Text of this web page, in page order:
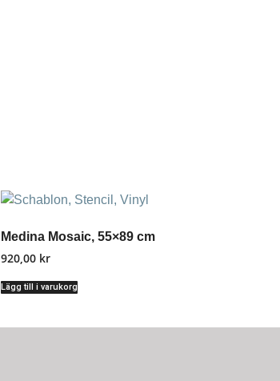
Medina Mosaic, 55×89 cm
920,00 kr
Lägg till i varukorg